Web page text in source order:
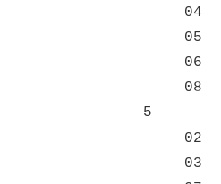
04
05
06
08
5
02
03